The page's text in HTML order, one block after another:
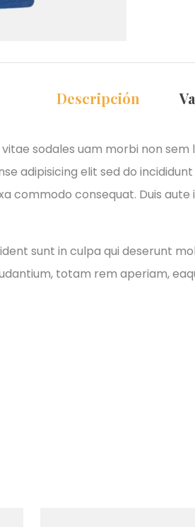
Descripción
sodales uam morbi non
adipisicing elit sed do
commodo consequat. Duis
sunt in culpa qui deserunt
totam rem aperiam,